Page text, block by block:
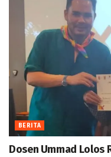
BERITA
Dosen Ummad Lolos